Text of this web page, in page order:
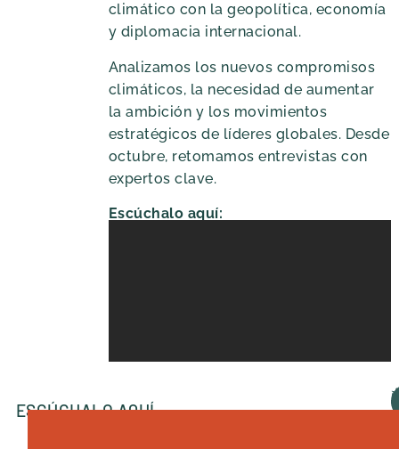
climático con la geopolítica, economía
y diplomacia internacional.
Analizamos los nuevos compromisos
climáticos, la necesidad de aumentar
la ambición y los movimientos
estratégicos de líderes globales. Desde
octubre, retomamos entrevistas con
expertos clave.
Escúchalo aquí:
ESCÚCHALO AQUÍ